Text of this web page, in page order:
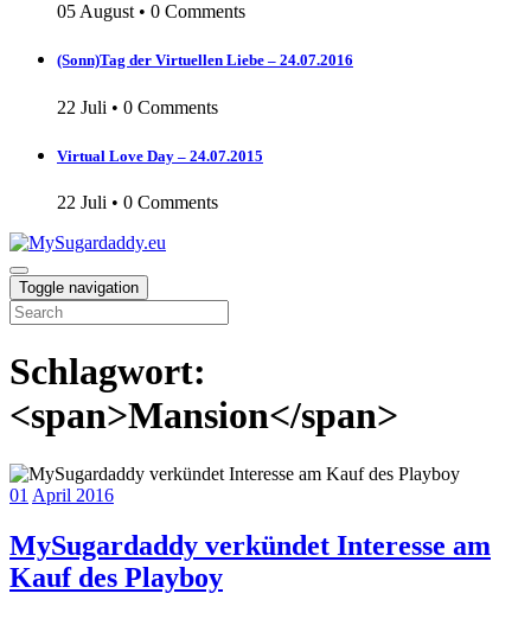
05 August • 0 Comments
(Sonn)Tag der Virtuellen Liebe – 24.07.2016
22 Juli • 0 Comments
Virtual Love Day – 24.07.2015
22 Juli • 0 Comments
Toggle navigation
Schlagwort:
<span>Mansion</span>
01 April 2016
MySugardaddy verkündet Interesse am
Kauf des Playboy